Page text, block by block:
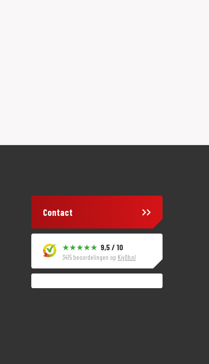
Contact
9,5 / 10
3415 beoordelingen op KiyOh.nl